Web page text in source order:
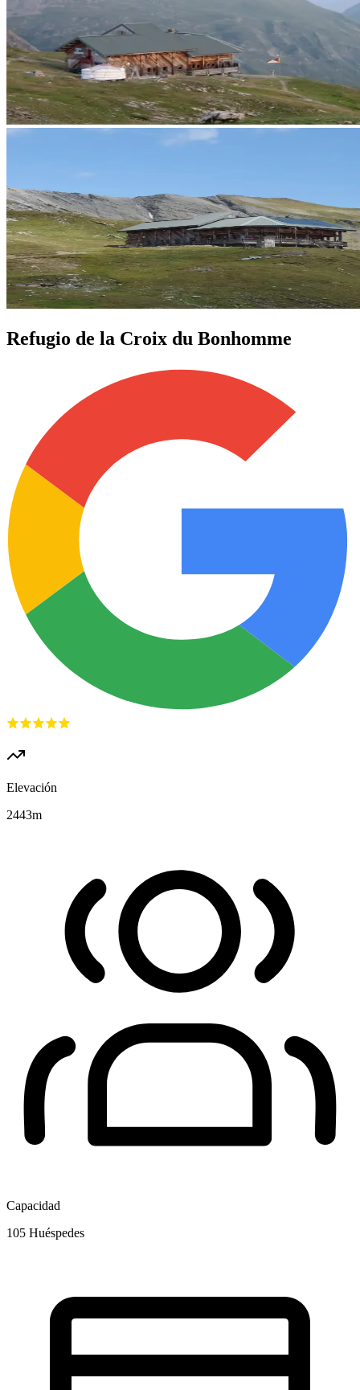
Refugio de la Croix du Bonhomme
Elevación
2443m
Capacidad
105 Huéspedes